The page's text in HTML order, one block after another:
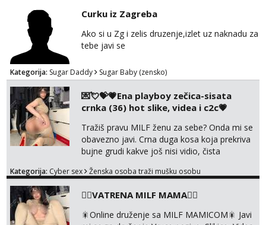
poljupce po tijelu koji me jako
pale,obozavam kad muskarac preuzme
kontrolu . javi se :) Klikni na link ispod i nadji
me tamo, cekam te!
Curku iz Zagreba
Ako si u Zg i zelis druzenje,izlet uz naknadu za
tebe javi se
Kategorija: Sugar Daddy Sugar Baby (zensko)
💌💘💝💗Ena playboy zečica-sisata
crnka (36) hot slike, videa i c2c💗
Tražiš pravu MILF ženu za sebe? Onda mi se
obavezno javi. Crna duga kosa koja prekriva
bujne grudi kakve još nisi vidio, čista
pričam. Prave pune usne koje će ti se urezati
Uvijek sam spremna za ONLOINE zabavu.
Volim vruće u porukama uz pokoju fotku.
Radim slikice i videa po tvojoj želji te imam
Kategorija: Cyber sex Ženska osoba traži mušku osobu
❤️‍🔥VATRENA MILF MAMA❤️‍🔥
🎇Online druženje sa MILF MAMICOM🎇 Javi